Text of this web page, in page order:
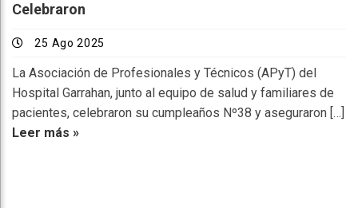
Celebraron
25 Ago 2025
La Asociación de Profesionales y Técnicos (APyT) del
Hospital Garrahan, junto al equipo de salud y familiares de
pacientes, celebraron su cumpleaños Nº38 y aseguraron […]
Leer más »